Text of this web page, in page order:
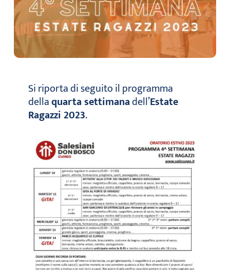
Si riporta di seguito il programma
dellaquarta settimanadell’Estate
Ragazzi 2023.